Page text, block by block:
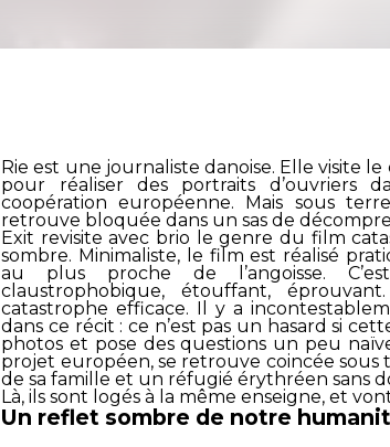
Rie est une journaliste danoise. Elle visite
pour réaliser des portraits d’ouvriers
coopération européenne. Mais sous
retrouve bloquée dans un sas de
Exit revisite avec brio le genre du film
sombre. Minimaliste, le film est réalisé
au plus proche de l’angoisse.
claustrophobique, étouffant,
catastrophe efficace. Il y a
dans ce récit : ce n’est pas un hasard si
photos et pose des questions un peu
projet européen, se retrouve coincée
de sa famille et un réfugié érythréen sans
Là, ils sont logés à la même enseigne, et
Un reflet sombre de notre